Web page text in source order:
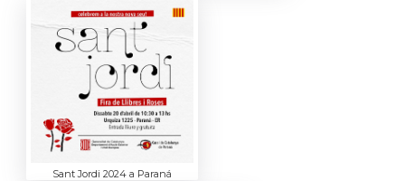
Sant Jordi 2024 a Paraná